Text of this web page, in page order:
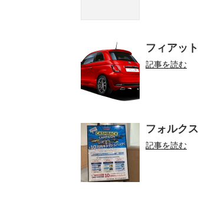
フィアッ
記事を読む
フォルク
記事を読む